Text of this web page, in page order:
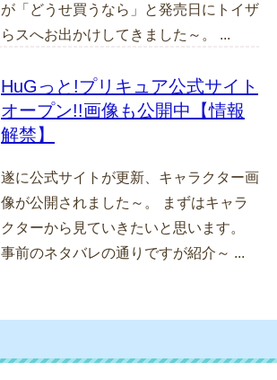
が「どうせ買うなら」と発売日にトイザ
らスへお出かけしてきました～。 ...
HuGっと!プリキュア公式サイト
オープン!!画像も公開中【情報
解禁】
遂に公式サイトが更新、キャラクター画
像が公開されました～。 まずはキャラ
クターから見ていきたいと思います。
事前のネタバレの通りですが紹介～ ...